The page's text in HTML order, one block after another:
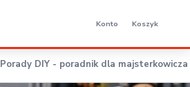
Konto Koszyk
Porady DIY - poradnik dla